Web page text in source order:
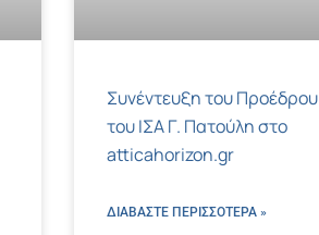
Συνέντευξη του Προέδρου
του ΙΣΑ Γ. Πατούλη στο
atticahorizon.gr
ΔΙΑΒΑΣΤΕ ΠΕΡΙΣΣΌΤΕΡΑ »